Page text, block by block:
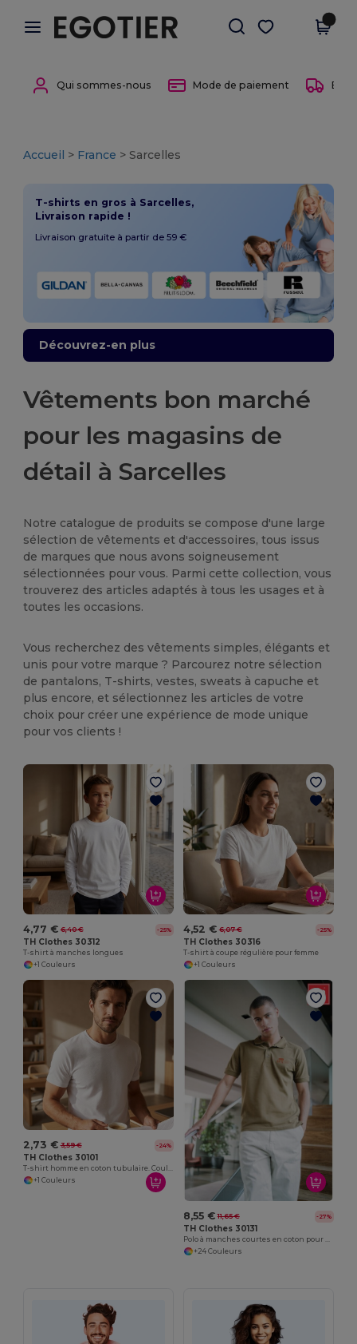
× Appli Egotier
Meilleurs prix sur l’app !
Obtenir l'appli
Qui sommes-nous Mode de paiement
Accueil > France > Sarcelles
T-shirts en gros à Sarcelles,
Livraison rapide !
Livraison gratuite à partir de 59 €
Découvrez-en plus
Vêtements bon marché
pour les magasins de
détail à Sarcelles
Notre catalogue de produits se compose d'une large
sélection de vêtements et d'accessoires, tous issus
de marques que nous avons soigneusement
sélectionnées pour vous. Parmi cette collection, vous
trouverez des articles adaptés à tous les usages et à
toutes les occasions.
Vous recherchez des vêtements simples, élégants et
unis pour votre marque ? Parcourez notre sélection
de pantalons, T-shirts, vestes, sweats à capuche et
plus encore, et sélectionnez les articles de votre
choix pour créer une expérience de mode unique
pour vos clients !
4,77 € 6,40 € -25%
TH Clothes 30312
T-shirt à manches longues
+1 Couleurs
4,52 € 6,07 € -25%
TH Clothes 30316
T-shirt à coupe régulière pour femme
+1 Couleurs
2,73 € 3,59 € -24%
TH Clothes 30101
T-shirt homme en coton tubulaire. Couleur blanche
+1 Couleurs
8,55 € 11,65 € -27%
TH Clothes 30131
Polo à manches courtes en coton pour hommes
+24 Couleurs